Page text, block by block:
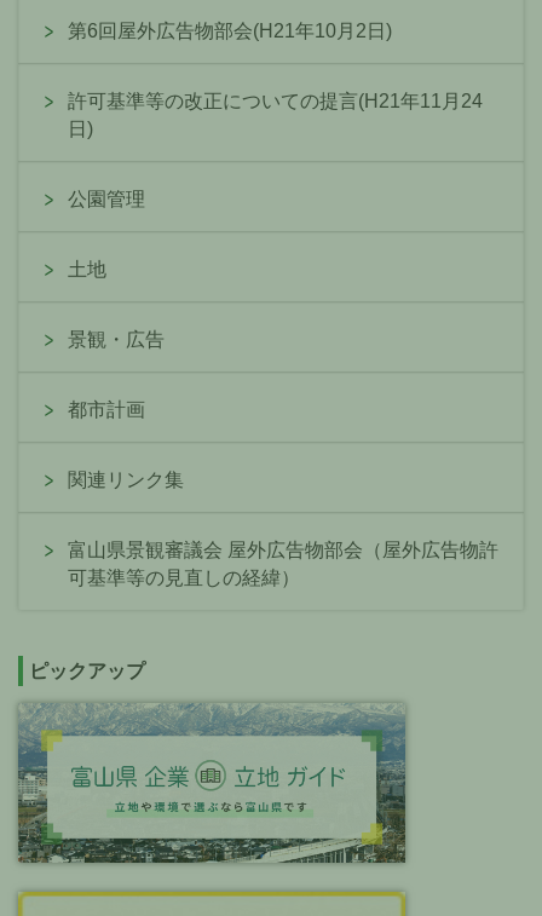
第6回屋外広告物部会(H21年10月2日)
許可基準等の改正についての提言(H21年11月24
日)
公園管理
土地
景観・広告
都市計画
関連リンク集
富山県景観審議会 屋外広告物部会（屋外広告物許
可基準等の見直しの経緯）
ピックアップ